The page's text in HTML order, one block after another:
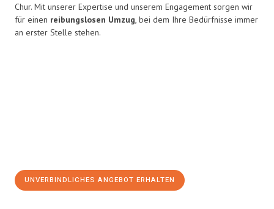
Chur. Mit unserer Expertise und unserem Engagement sorgen wir
für einen reibungslosen Umzug, bei dem Ihre Bedürfnisse immer
an erster Stelle stehen.
UNVERBINDLICHES ANGEBOT ERHALTEN